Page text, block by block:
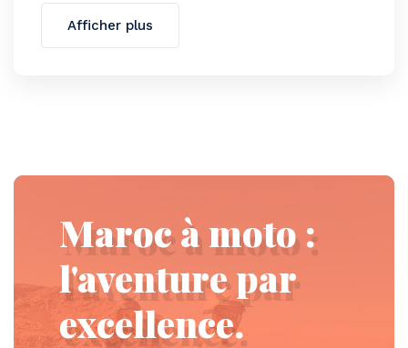
Afficher plus
Maroc à moto :
l'aventure par
excellence.